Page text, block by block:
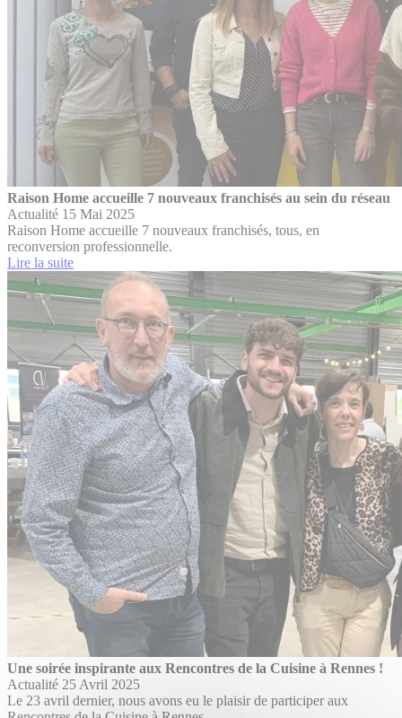
Raison Home accueille 7 nouveaux franchisés au sein du réseau
Actualité 15 Mai 2025
Raison Home accueille 7 nouveaux franchisés, tous, en
reconversion professionnelle.
Lire la suite
Une soirée inspirante aux Rencontres de la Cuisine à Rennes !
Actualité 25 Avril 2025
Le 23 avril dernier, nous avons eu le plaisir de participer aux